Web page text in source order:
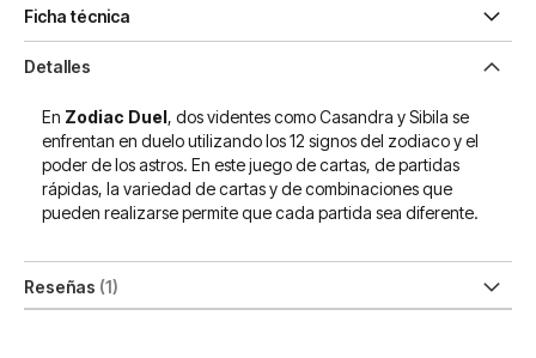
Ficha técnica
Detalles
En Zodiac Duel, dos videntes como Casandra y Sibila se
enfrentan en duelo utilizando los 12 signos del zodiaco y el
poder de los astros. En este juego de cartas, de partidas
rápidas, la variedad de cartas y de combinaciones que
pueden realizarse permite que cada partida sea diferente.
Reseñas 1